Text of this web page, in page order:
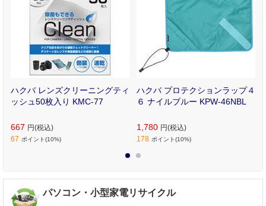
ハクバ レンズクリーニングティ
ッシュ50枚入り KMC-77
667 円(税込)
67 ポイント(10%)
ハクバ プロテクションラップ４
６ ナイルブルー KPW-46NBL
1,780 円(税込)
178 ポイント(10%)
パソコン・小型家電リサイクル